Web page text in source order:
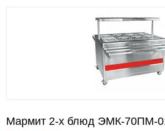
Мармит 2-х блюд ЭМК-70ПМ-